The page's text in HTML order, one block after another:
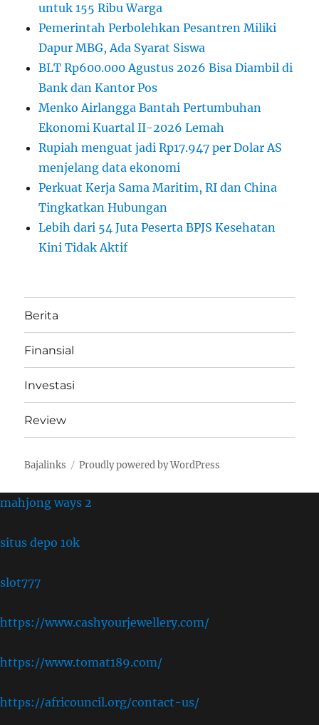
untuk 155 Ribu Warga
Pemerintah Perbolehkan Pesantren Miliki
Dapur MBG, Ada Syarat Siswa
BLT Rp600.000 Agustus 2026 Bisa Diambil di
Bank dan Kantor Pos
Menko Airlangga Bantah Pertumbuhan
Ekonomi Kuartal II-2026 Lemah
Rupiah menguat jadi Rp17.947 per Dolar AS
menjelang data ekonomi
Perkuat Kerja Sama Maritim, RI dan China
Tingkatkan Hubungan
Lebih dari 54 Juta Peserta BPJS Kesehatan
Kini Tidak Aktif
Berita
Finansial
Investasi
Review
Bajalinks Proudly powered by WordPress
mahjong ways 2
situs depo 10k
slot777
https://www.cashyourjewellery.com/
https://www.tomat189.com/
https://africouncil.org/contact-us/